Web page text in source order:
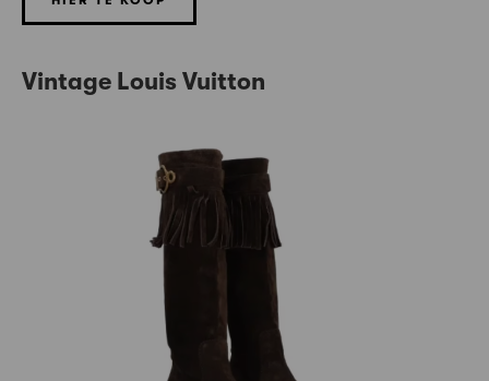
Vintage Louis Vuitton